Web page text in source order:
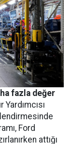
fazla değer
Ford
attığı